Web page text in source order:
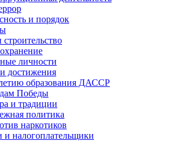
и порядок
личности
достижения
образования ДАССР
Победы
и традиции
политика
наркотиков
и налогоплательщики